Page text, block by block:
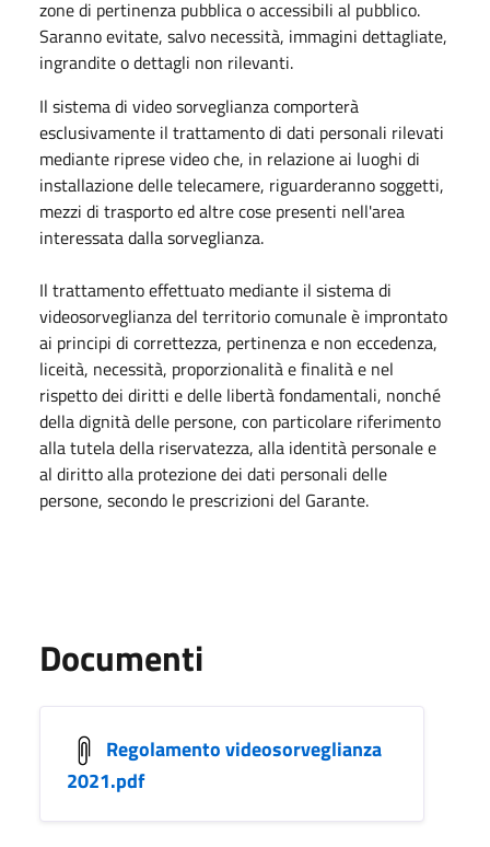
zone di pertinenza pubblica o accessibili al pubblico.
Saranno evitate, salvo necessità, immagini dettagliate,
ingrandite o dettagli non rilevanti.
Il sistema di video sorveglianza comporterà
esclusivamente il trattamento di dati personali rilevati
mediante riprese video che, in relazione ai luoghi di
installazione delle telecamere, riguarderanno soggetti,
mezzi di trasporto ed altre cose presenti nell'area
interessata dalla sorveglianza.
Il trattamento effettuato mediante il sistema di
videosorveglianza del territorio comunale è improntato
ai principi di correttezza, pertinenza e non eccedenza,
liceità, necessità, proporzionalità e finalità e nel
rispetto dei diritti e delle libertà fondamentali, nonché
della dignità delle persone, con particolare riferimento
alla tutela della riservatezza, alla identità personale e
al diritto alla protezione dei dati personali delle
persone, secondo le prescrizioni del Garante.
Documenti
Regolamento videosorveglianza
2021.pdf